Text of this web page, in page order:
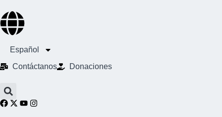
Español
Contáctanos
Donaciones